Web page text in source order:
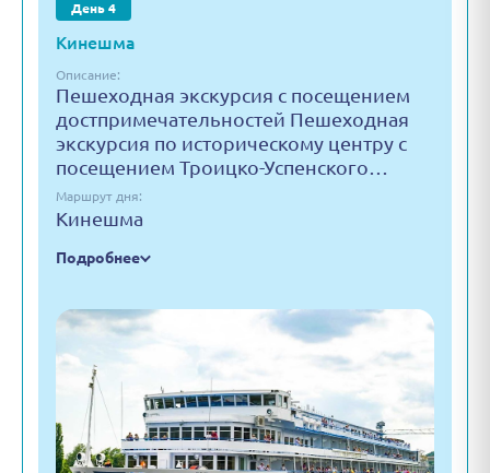
День 4
Кинешма
Описание:
Пешеходная экскурсия с посещением
достпримечательностей Пешеходная
экскурсия по историческому центру с
посещением Троицко-Успенского…
Маршрут дня:
Кинешма
Подробнее